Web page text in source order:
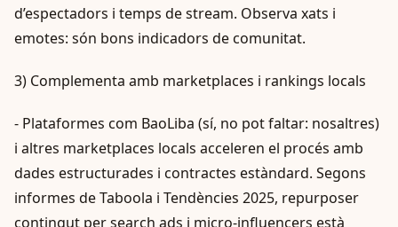
d’espectadors i temps de stream. Observa xats i
emotes: són bons indicadors de comunitat.
3) Complementa amb marketplaces i rankings locals
- Plataformes com BaoLiba (sí, no pot faltar: nosaltres)
i altres marketplaces locals acceleren el procés amb
dades estructurades i contractes estàndard. Segons
informes de Taboola i Tendències 2025, repurposer
contingut per search ads i micro-influencers està